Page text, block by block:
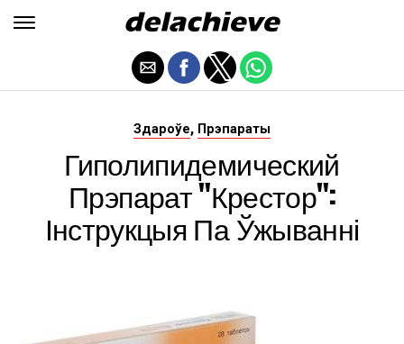
Здароўе, Прэпараты
Гиполипидемический
Прэпарат "Крестор":
Інструкцыя Па Ўжыванні